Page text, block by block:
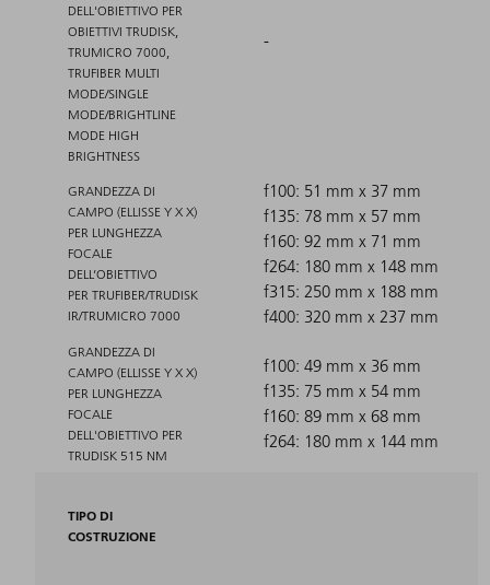
DELL'OBIETTIVO PER
OBIETTIVI TRUDISK,
TRUMICRO 7000,
TRUFIBER MULTI
MODE/SINGLE
MODE/BRIGHTLINE
MODE HIGH
BRIGHTNESS
-
GRANDEZZA DI
CAMPO (ELLISSE Y X X)
PER LUNGHEZZA
FOCALE
DELL’OBIETTIVO
PER TRUFIBER/TRUDISK
IR/TRUMICRO 7000
f100: 51 mm x 37 mm
f135: 78 mm x 57 mm
f160: 92 mm x 71 mm
f264: 180 mm x 148 mm
f315: 250 mm x 188 mm
f400: 320 mm x 237 mm
GRANDEZZA DI
CAMPO (ELLISSE Y X X)
PER LUNGHEZZA
FOCALE
DELL'OBIETTIVO PER
TRUDISK 515 NM
f100: 49 mm x 36 mm
f135: 75 mm x 54 mm
f160: 89 mm x 68 mm
f264: 180 mm x 144 mm
TIPO DI
COSTRUZIONE